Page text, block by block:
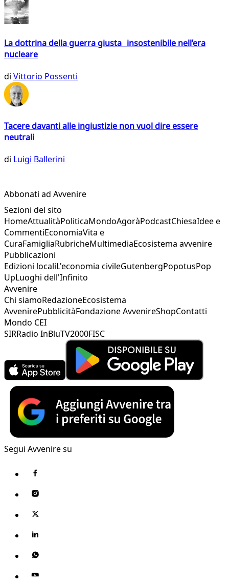
La dottrina della guerra giusta insostenibile nell’era
nucleare
di Vittorio Possenti
Tacere davanti alle ingiustizie non vuol dire essere
neutrali
di Luigi Ballerini
Abbonati ad Avvenire
Sezioni del sito
HomeAttualitàPoliticaMondoAgoràPodcastChiesaIdee e
CommentiEconomiaVita e
CuraFamigliaRubricheMultimediaEcosistema avvenire
Pubblicazioni
Edizioni localiL'economia civileGutenbergPopotusPop
UpLuoghi dell'Infinito
Avvenire
Chi siamoRedazioneEcosistema
AvvenirePubblicitàFondazione AvvenireShopContatti
Mondo CEI
SIRRadio InBluTV2000FISC
Segui Avvenire su